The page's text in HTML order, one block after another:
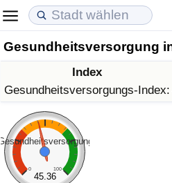
Gesundheitsversorgung
Index
Gesundheitsversorgungs-Index:
0 100
45.36
Lebenshaltungskosten
Lebenshaltungskosten-Index
Lebenshaltungskosten-Index
Lebenshaltungskosten-Index
Immobilienpreise
Immobilienpreis-Index
Immobilienpreis-Index
Immobilienpreis-Index nach
Lebensqualität
Lebensqualität-Index
Lebensqualität-Index (aktuell)
Lebensqualitätsindex nach